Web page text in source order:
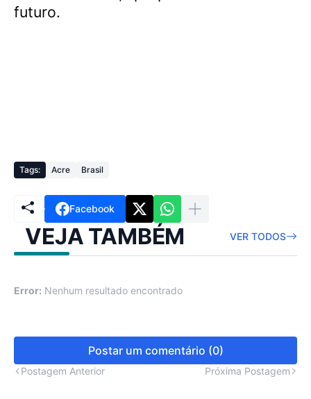
futuro.
Tags: Acre Brasil
Facebook
VEJA TAMBÉM VER TODOS
Error: Nenhum resultado encontrado
Postar um comentário (0)
Postagem Anterior Próxima Postagem